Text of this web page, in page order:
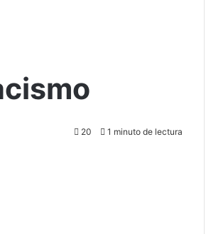
20 1 minuto de lectura